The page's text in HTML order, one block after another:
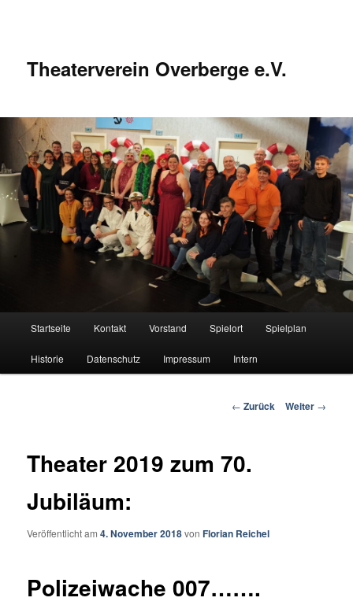
Theaterverein Overberge e.V.
Startseite Kontakt Vorstand Spielort Spielplan
Historie Datenschutz Impressum Intern
Beitrags-
← Zurück Weiter →
Theater 2019 zum 70.
Jubiläum:
Veröffentlicht am4. November 2018vonFlorian Reichel
Polizeiwache 007…….